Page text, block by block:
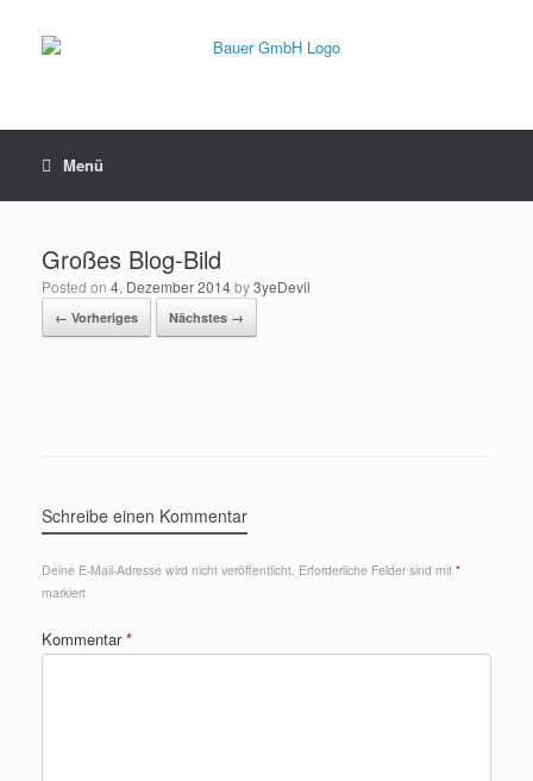
Menü
Großes Blog-Bild
Posted on 4. Dezember 2014by3yeDevil
← Vorheriges Nächstes →
Schreibe einen Kommentar
Deine E-Mail-Adresse wird nicht veröffentlicht. Erforderliche Felder sind mit *
markiert
Kommentar*